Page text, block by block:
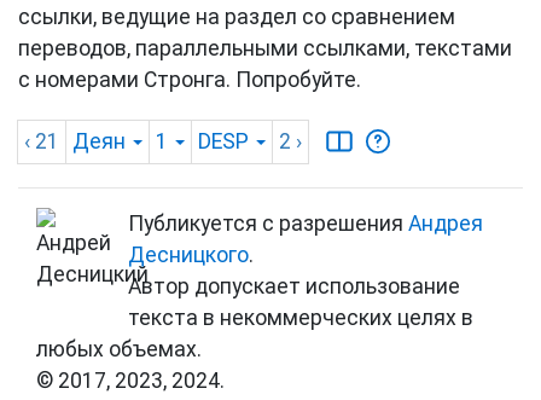
ссылки, ведущие на раздел со сравнением
переводов, параллельными ссылками, текстами
с номерами Стронга. Попробуйте.
‹ 21 Деян 1 DESP 2 ›
Публикуется с разрешения Андрея
Десницкого.
Автор допускает использование
текста в некоммерческих целях в
любых объемах.
© 2017, 2023, 2024.